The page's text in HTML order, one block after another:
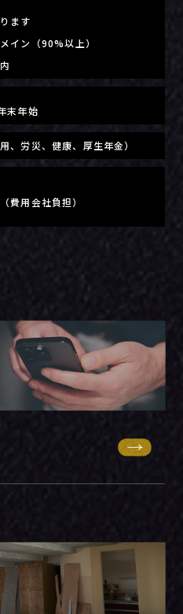
ます
イン（90%以上）
末年始
、労災、健康、厚生年金）
費用会社負担）